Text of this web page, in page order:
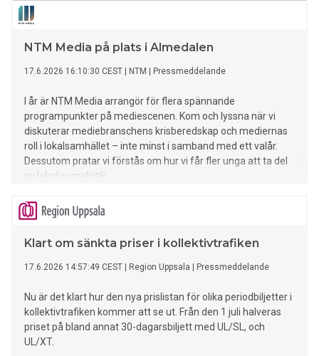
NTM Media på plats i Almedalen
17.6.2026 16:10:30 CEST NTM Pressmeddelande
I år är NTM Media arrangör för flera spännande
programpunkter på mediescenen. Kom och lyssna när vi
diskuterar mediebranschens krisberedskap och mediernas
roll i lokalsamhället – inte minst i samband med ett valår.
Dessutom pratar vi förstås om hur vi får fler unga att ta del
av lokaljournalistik.
Klart om sänkta priser i kollektivtrafiken
17.6.2026 14:57:49 CEST Region Uppsala Pressmeddelande
Nu är det klart hur den nya prislistan för olika periodbiljetter i
kollektivtrafiken kommer att se ut. Från den 1 juli halveras
priset på bland annat 30-dagarsbiljett med UL/SL, och
UL/XT.